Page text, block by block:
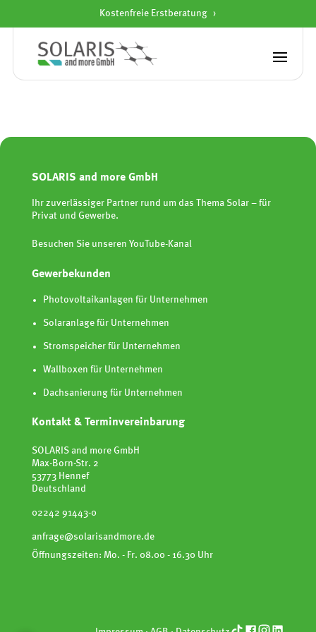
Kostenfreie Erstberatung
fsfdsfsfsfsfs
SOLARIS and more GmbH
Ihr zuverlässiger Partner rund um das Thema Solar – für
Privat und Gewerbe.
Besuchen Sie unseren YouTube-Kanal
Gewerbekunden
Photovoltaikanlagen für Unternehmen
Solaranlage für Unternehmen
Stromspeicher für Unternehmen
Wallboxen für Unternehmen
Dachsanierung für Unternehmen
Kontakt & Terminvereinbarung
SOLARIS and more GmbH
Max-Born-Str. 2
53773 Hennef
Deutschland
02242 91443-0
anfrage@solarisandmore.de
Öffnungszeiten: Mo. - Fr. 08.00 - 16.30 Uhr